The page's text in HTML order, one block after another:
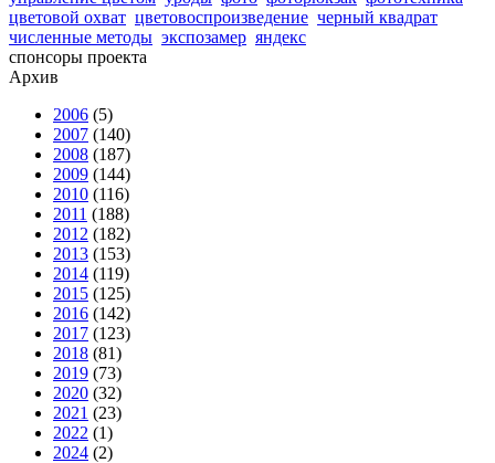
цветовой охват цветовоспроизведение черный квадрат
численные методы экспозамер яндекс
спонсоры проекта
Архив
2006 (5)
2007 (140)
2008 (187)
2009 (144)
2010 (116)
2011 (188)
2012 (182)
2013 (153)
2014 (119)
2015 (125)
2016 (142)
2017 (123)
2018 (81)
2019 (73)
2020 (32)
2021 (23)
2022 (1)
2024 (2)